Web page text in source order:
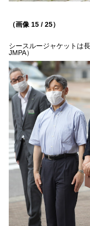
（画像 15 / 25）
シースルージャケットは
JMPA）